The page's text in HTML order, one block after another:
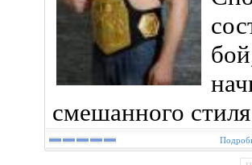
смешанного